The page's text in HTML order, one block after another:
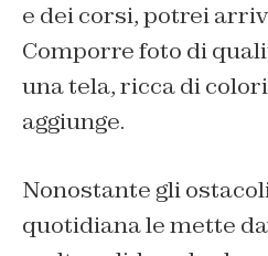
e dei corsi, potrei
Comporre foto di
una tela, ricca di
aggiunge.
Nonostante gli
quotidiana le mette